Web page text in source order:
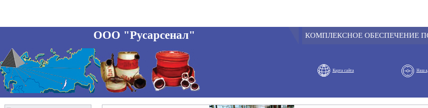
ООО "Русарсенал" КОМПЛЕКСНОЕ ОБЕСПЕЧЕНИЕ
Карта сайта Наш